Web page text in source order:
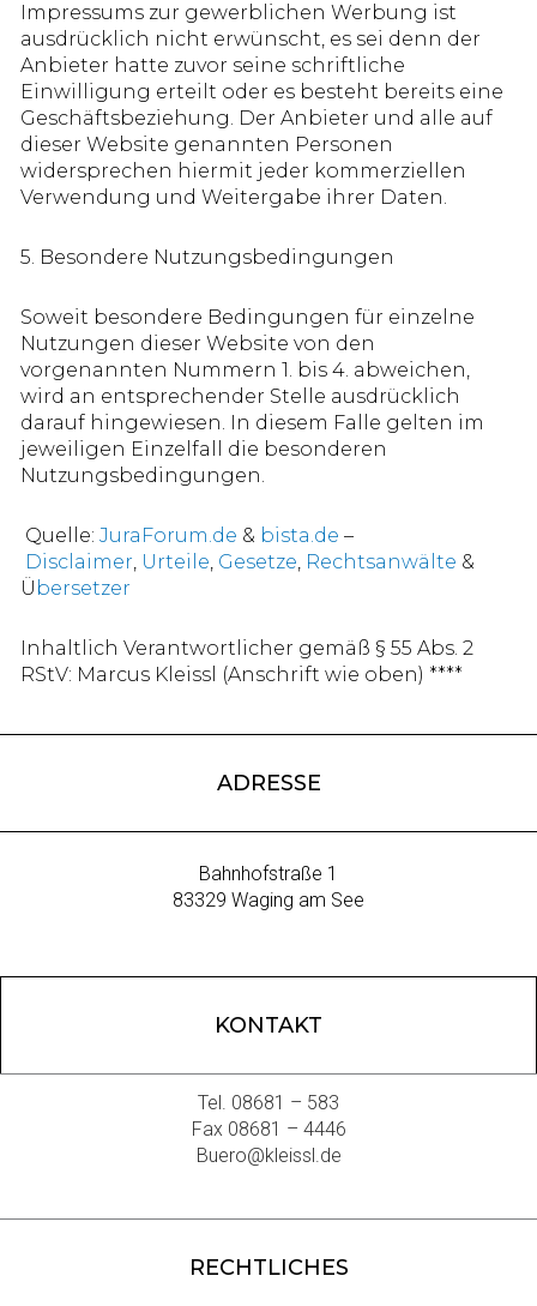
Impressums zur gewerblichen Werbung ist
ausdrücklich nicht erwünscht, es sei denn der
Anbieter hatte zuvor seine schriftliche
Einwilligung erteilt oder es besteht bereits eine
Geschäftsbeziehung. Der Anbieter und alle auf
dieser Website genannten Personen
widersprechen hiermit jeder kommerziellen
Verwendung und Weitergabe ihrer Daten.
5. Besondere Nutzungsbedingungen
Soweit besondere Bedingungen für einzelne
Nutzungen dieser Website von den
vorgenannten Nummern 1. bis 4. abweichen,
wird an entsprechender Stelle ausdrücklich
darauf hingewiesen. In diesem Falle gelten im
jeweiligen Einzelfall die besonderen
Nutzungsbedingungen.
Quelle:JuraForum.de & bista.de –
Disclaimer, Urteile, Gesetze, Rechtsanwälte &
Ü bersetzer
Inhaltlich Verantwortlicher gemäß § 55 Abs. 2
RStV: Marcus Kleissl (Anschrift wie oben) ****
ADRESSE
Bahnhofstraße 1
83329 Waging am See
KONTAKT
Tel. 08681 – 583
Fax 08681 – 4446
Buero@kleissl.de
RECHTLICHES